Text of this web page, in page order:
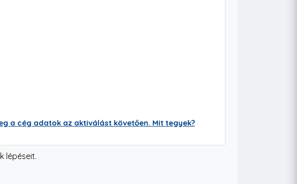
a cég adatok az aktiválást követően. Mit tegyek?
lépéseit.